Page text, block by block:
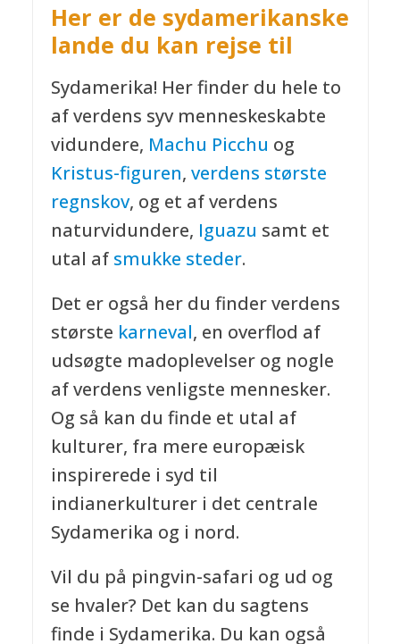
Her er de sydamerikanske
lande du kan rejse til
Sydamerika! Her finder du hele to
af verdens syv menneskeskabte
vidundere, Machu Picchu og
Kristus-figuren, verdens største
regnskov, og et af verdens
naturvidundere, Iguazu samt et
utal af smukke steder.
Det er også her du finder verdens
største karneval, en overflod af
udsøgte madoplevelser og nogle
af verdens venligste mennesker.
Og så kan du finde et utal af
kulturer, fra mere europæisk
inspirerede i syd til
indianerkulturer i det centrale
Sydamerika og i nord.
Vil du på pingvin-safari og ud og
se hvaler? Det kan du sagtens
finde i Sydamerika. Du kan også